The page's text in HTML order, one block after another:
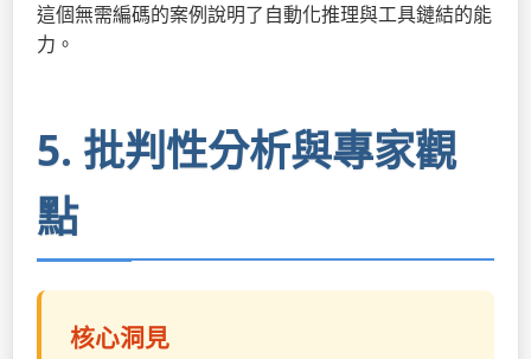
這個無需編碼的案例說明了自動化推理與工具鏈結的能
力。
5. 批判性分析與專家觀
點
核心洞見